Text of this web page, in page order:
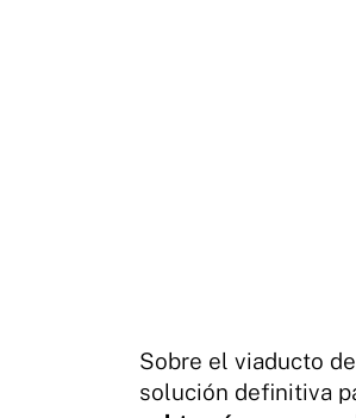
Sobre el viaducto
solución definitiva